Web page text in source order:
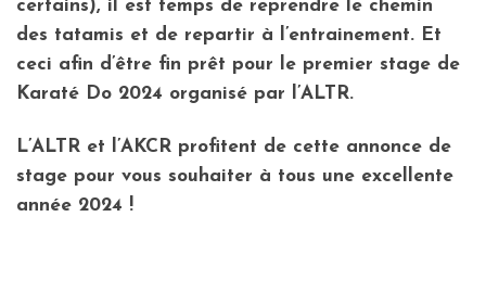
certains), il est temps de reprendre le chemin
des tatamis et de repartir à l’entrainement. Et
ceci afin d’être fin prêt pour le premier stage de
Karaté Do 2024 organisé par l’ALTR.
L’ALTR et l’AKCR profitent de cette annonce de
stage pour vous souhaiter à tous une excellente
année 2024 !